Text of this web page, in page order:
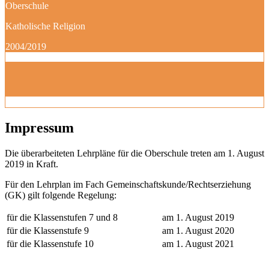
Oberschule
Katholische Religion
2004/2019
Impressum
Die überarbeiteten Lehrpläne für die Oberschule treten am 1. August
2019 in Kraft.
Für den Lehrplan im Fach Gemeinschaftskunde/Rechtserziehung
(GK) gilt folgende Regelung:
für die Klassenstufen 7 und 8
am 1. August 2019
für die Klassenstufe 9
am 1. August 2020
für die Klassenstufe 10
am 1. August 2021